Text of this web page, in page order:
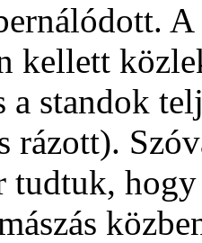
kellett
a standok
rázott).
tudtuk,